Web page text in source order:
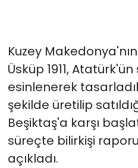
Kuzey
Üsküp 1911,
esinlenerek
şekilde üretilip
Beşiktaş'a karşı
süreçte bilirkişi
açıkladı.